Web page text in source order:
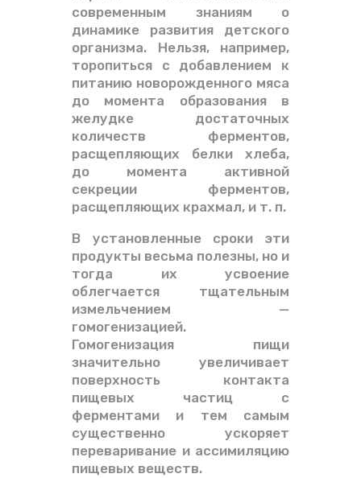
современным знаниям о
динамике развития детского
организма. Нельзя, например,
торопиться с добавлением к
питанию новорожденного мяса
до момента образования в
желудке достаточных
количеств ферментов,
расщепляющих белки хлеба,
до момента активной
секреции ферментов,
расщепляющих крахмал, и т. п.
В установленные сроки эти
продукты весьма полезны, но и
тогда их усвоение
облегчается тщательным
измельчением —
гомогенизацией.
Гомогенизация пищи
значительно увеличивает
поверхность контакта
пищевых частиц с
ферментами и тем самым
существенно ускоряет
переваривание и ассимиляцию
пищевых веществ.